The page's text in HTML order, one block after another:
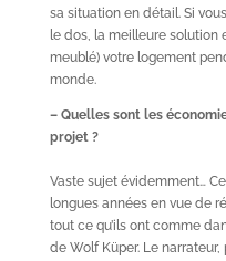
sa situation en détail. Si
le dos, la meilleure solution
meublé) votre logement
monde.
– Quelles sont les
projet ?
Vaste sujet évidemment…
longues années en vue de
tout ce qu’ils ont comme
de Wolf Küper. Le